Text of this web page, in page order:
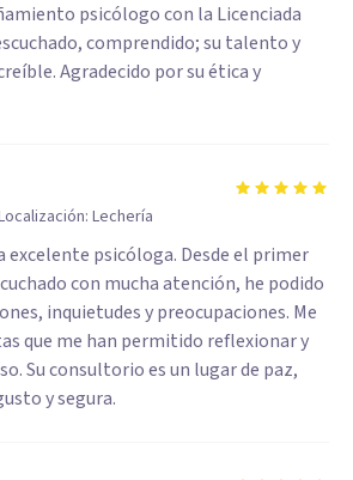
psicólogo con la Licenciada
comprendido; su talento y
Agradecido por su ética y
Lechería
excelente psicóloga. Desde el primer
con mucha atención, he podido
inquietudes y preocupaciones. Me
que me han permitido reflexionar y
Su consultorio es un lugar de paz,
y segura.